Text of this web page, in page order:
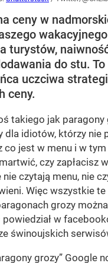
ceny w
turystów,
do stu.
uczciwa
ceny.
takiego jak paragony
dla idiotów, którzy nie
co jest w menu i w
czy zapłacisz
nie czytają menu, nie
Więc wszystkie
grozy
w
świnoujskich
grozy” Google